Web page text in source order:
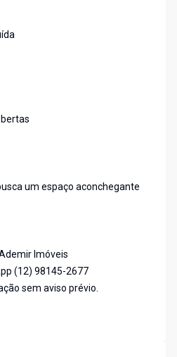
um espaço aconchegante
Imóveis
(12) 98145-2677
sem aviso prévio.